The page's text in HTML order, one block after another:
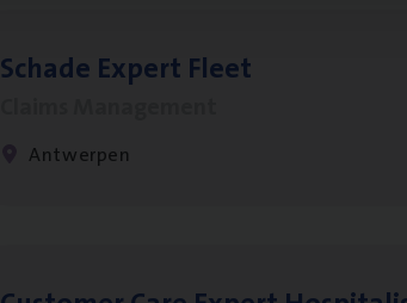
Scha­de Expert Fleet
Antwerpen